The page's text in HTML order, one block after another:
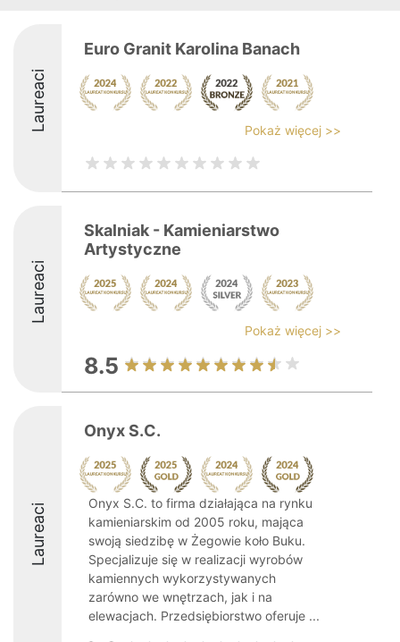
Laureaci
Euro Granit Karolina Banach
Pokaż więcej >>
Laureaci
Skalniak - Kamieniarstwo
Artystyczne
Pokaż więcej >>
8.5
Laureaci
Onyx S.C.
Onyx S.C. to firma działająca na rynku
kamieniarskim od 2005 roku, mająca
swoją siedzibę w Żegowie koło Buku.
Specjalizuje się w realizacji wyrobów
kamiennych wykorzystywanych
zarówno we wnętrzach, jak i na
elewacjach. Przedsiębiorstwo oferuje ...